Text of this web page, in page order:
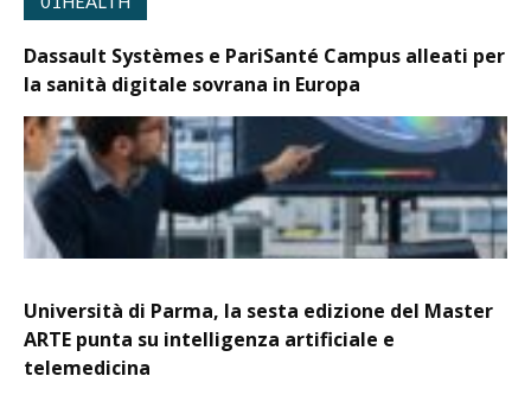
Dassault Systèmes e PariSanté Campus alleati per
la sanità digitale sovrana in Europa
Università di Parma, la sesta edizione del Master
ARTE punta su intelligenza artificiale e
telemedicina